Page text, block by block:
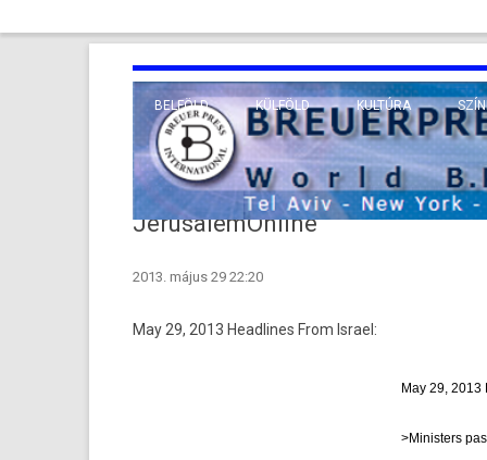
BELFÖLD KÜLFÖLD
EURÓPA
KÖZEL-KELET
TENGERENTÚL
KULTÚRA
VALLÁS
JerusalemOnline
2013. május 29 22:20
May 29, 2013 Head­lines From Is­rael:
May 29, 2013
>Minist­ers